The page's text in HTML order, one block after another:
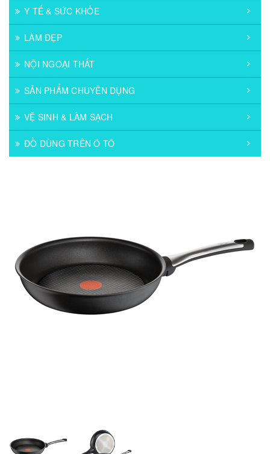
Y TẾ & SỨC KHỎE
LÀM ĐẸP
NỘI NGOẠI THẤT
SẢN PHẨM CHUYÊN DỤNG
VỆ SINH & LÀM SẠCH
ĐỒ DÙNG TRÊN Ô TÔ